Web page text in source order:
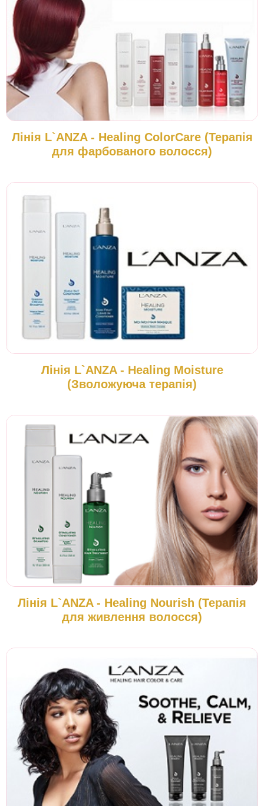
Лінія L`ANZA - Healing ColorCare (Терапія
для фарбованого волосся)
Лінія L`ANZA - Healing Moisture
(Зволожуюча терапія)
Лінія L`ANZA - Healing Nourish (Терапія
для живлення волосся)